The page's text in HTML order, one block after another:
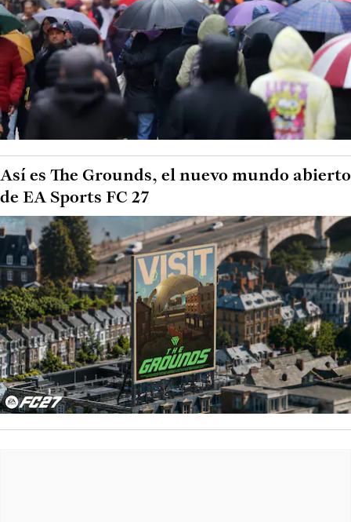
Así es The Grounds, el nuevo mundo abierto
de EA Sports FC 27